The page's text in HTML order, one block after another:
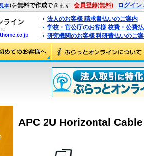
見本)を無料で作成できます 会員登録(無料) ログイン
法人のお客様 請求書払いのご案内
学校・官公庁のお客様 校費・公費
研究機関のお客様 科研費払いのご
APC 2U Horizontal